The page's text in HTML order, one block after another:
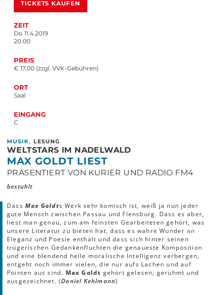
TICKETS KAUFEN
ZEIT
Do 11.4.2019
20.00
PREIS
€ 17,00 (zzgl. VVK-Gebühren)
ORT
Saal
EINGANG
C
MUSIK , LESUNG
WELTSTARS IM NADELWALD
MAX GOLDT LIEST
PRÄSENTIERT VON KURIER UND RADIO FM4
bestuhlt
Dass Max Goldts Werk sehr komisch ist, weiß ja nun jeder
gute Mensch zwischen Passau und Flensburg. Dass es aber,
liest man genau, zum am feinsten Gearbeiteten gehört, was
unsere Literatur zu bieten hat, dass es wahre Wunder an
Eleganz und Poesie enthält und dass sich hinter seinen
trügerischen Gedankenfluchten die genaueste Komposition
und eine blendend helle moralische Intelligenz verbergen,
entgeht noch immer vielen, die nur aufs Lachen und auf
Pointen aus sind. Max Goldt gehört gelesen, gerühmt und
ausgezeichnet. (Daniel Kehlmann)